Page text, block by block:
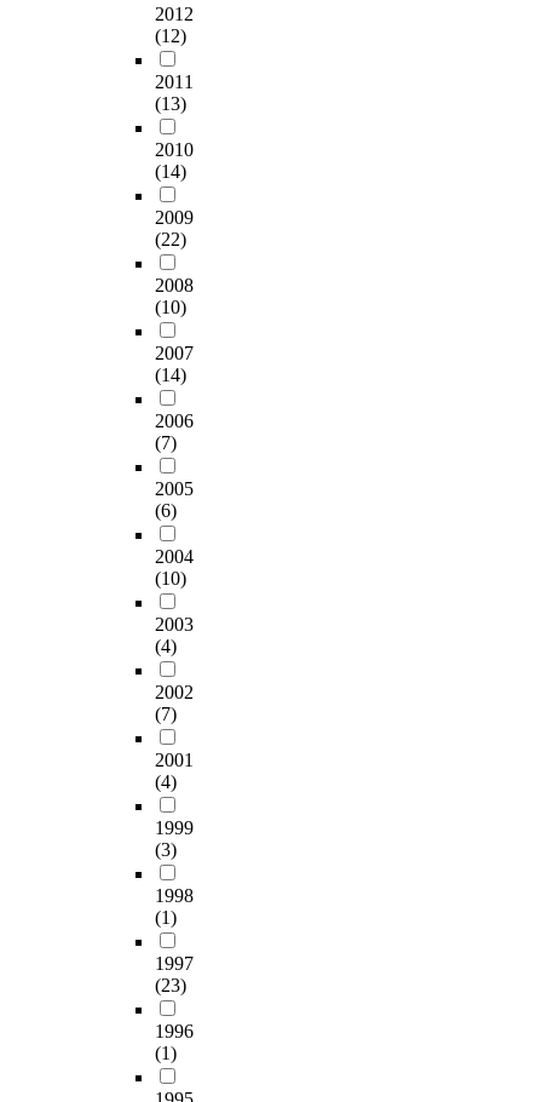
2012
(12)
2011
(13)
2010
(14)
2009
(22)
2008
(10)
2007
(14)
2006
(7)
2005
(6)
2004
(10)
2003
(4)
2002
(7)
2001
(4)
1999
(3)
1998
(1)
1997
(23)
1996
(1)